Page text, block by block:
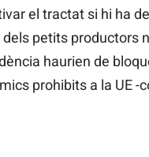
el tractat si hi ha
petits productors
haurien de
prohibits a la UE -